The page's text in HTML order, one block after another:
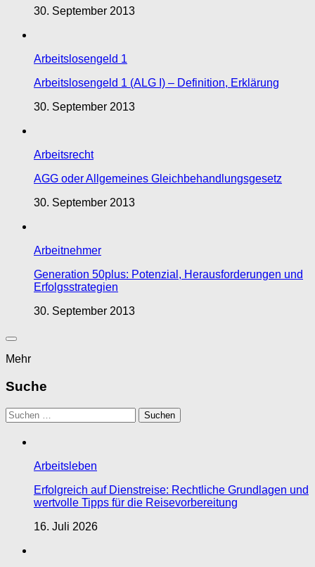
30. September 2013
Arbeitslosengeld 1
Arbeitslosengeld 1 (ALG I) – Definition, Erklärung
30. September 2013
Arbeitsrecht
AGG oder Allgemeines Gleichbehandlungsgesetz
30. September 2013
Arbeitnehmer
Generation 50plus: Potenzial, Herausforderungen und
Erfolgsstrategien
30. September 2013
Mehr
Suche
Suchen
nach:
Arbeitsleben
Erfolgreich auf Dienstreise: Rechtliche Grundlagen und
wertvolle Tipps für die Reisevorbereitung
16. Juli 2026